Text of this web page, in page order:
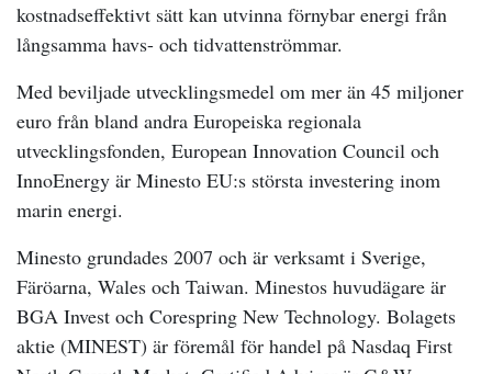
kostnadseffektivt sätt kan utvinna förnybar energi från
långsamma havs- och tidvattenströmmar.
Med beviljade utvecklingsmedel om mer än 45 miljoner
euro från bland andra Europeiska regionala
utvecklingsfonden, European Innovation Council och
InnoEnergy är Minesto EU:s största investering inom
marin energi.
Minesto grundades 2007 och är verksamt i Sverige,
Färöarna, Wales och Taiwan. Minestos huvudägare är
BGA Invest och Corespring New Technology. Bolagets
aktie (MINEST) är föremål för handel på Nasdaq First